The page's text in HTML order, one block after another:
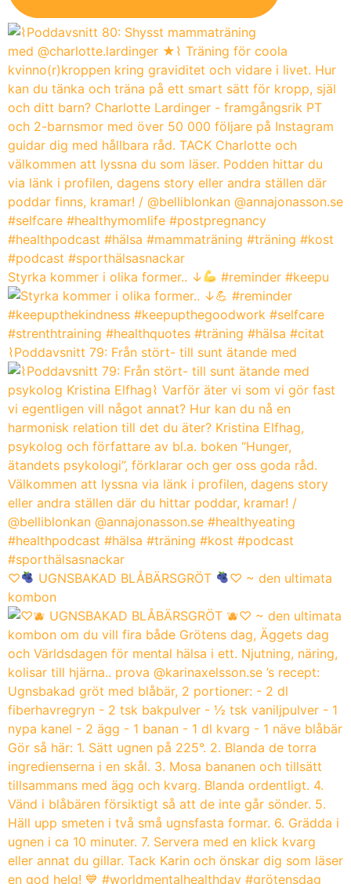
Styrka kommer i olika former.. ↓ #reminder #keepu
⌇Poddavsnitt 79: Från stört- till sunt ätande med
♡ UGNSBAKAD BLÅBÄRSGRÖT
♡ ~ den ultimata
kombon